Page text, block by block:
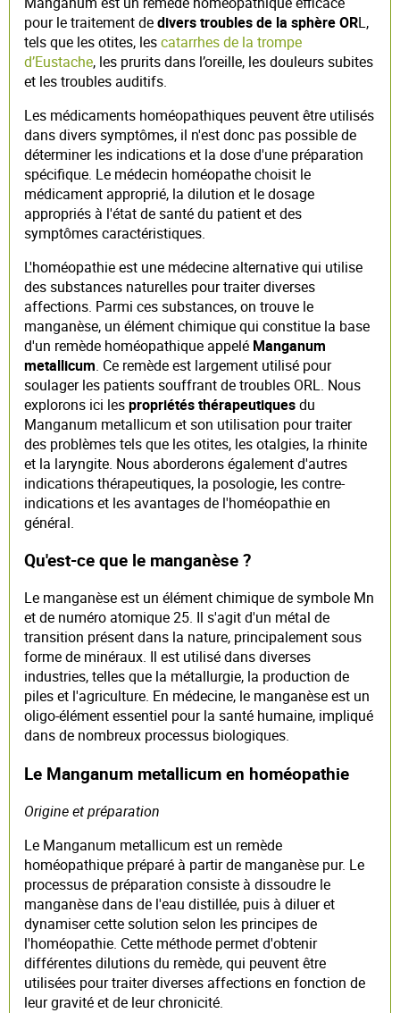
pour le traitement dedivers troubles de la sphère ORL,
tels que les otites, lescatarrhes de la trompe
d’Eustache, les prurits dans l’oreille, les douleurs subites
et les troubles auditifs.
Les médicaments homéopathiques peuvent être utilisés
dans divers symptômes, il n'est donc pas possible de
déterminer les indications et la dose d'une préparation
spécifique. Le médecin homéopathe choisit le
médicament approprié, la dilution et le dosage
appropriés à l'état de santé du patient et des
symptômes caractéristiques.
L'homéopathie est une médecine alternative qui utilise
des substances naturelles pour traiter diverses
affections. Parmi ces substances, on trouve le
manganèse, un élément chimique qui constitue la base
d'un remède homéopathique appelé Manganum
metallicum. Ce remède est largement utilisé pour
soulager les patients souffrant de troubles ORL. Nous
explorons ici lespropriétés thérapeutiquesdu
Manganum metallicum et son utilisation pour traiter
des problèmes tels que les otites, les otalgies, la rhinite
et la laryngite. Nous aborderons également d'autres
indications thérapeutiques, la posologie, les contre-
indications et les avantages de l'homéopathie en
général.
Qu'est-ce que le manganèse ?
Le manganèse est un élément chimique de symbole Mn
et de numéro atomique 25. Il s'agit d'un métal de
transition présent dans la nature, principalement sous
forme de minéraux. Il est utilisé dans diverses
industries, telles que la métallurgie, la production de
piles et l'agriculture. En médecine, le manganèse est un
oligo-élément essentiel pour la santé humaine, impliqué
dans de nombreux processus biologiques.
Le Manganum metallicum en homéopathie
Origine et préparation
Le Manganum metallicum est un remède
homéopathique préparé à partir de manganèse pur. Le
processus de préparation consiste à dissoudre le
manganèse dans de l'eau distillée, puis à diluer et
dynamiser cette solution selon les principes de
l'homéopathie. Cette méthode permet d'obtenir
différentes dilutions du remède, qui peuvent être
utilisées pour traiter diverses affections en fonction de
leur gravité et de leur chronicité.